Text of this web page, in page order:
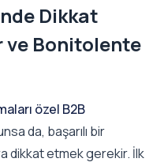
Dikkat
ve Bonitolente
özel B2B
da, başarılı bir
dikkat etmek gerekir. İlk